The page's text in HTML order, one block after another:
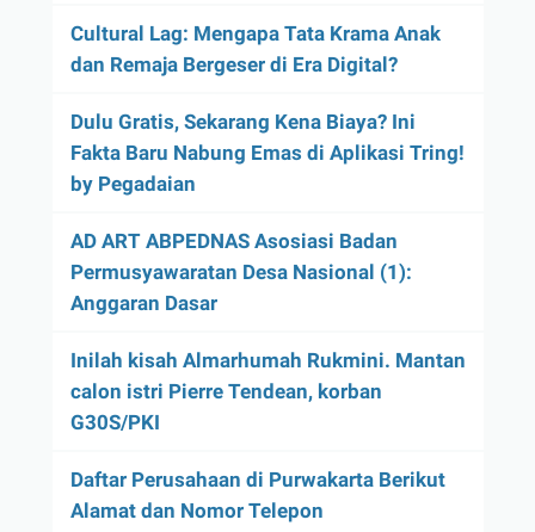
Cultural Lag: Mengapa Tata Krama Anak
dan Remaja Bergeser di Era Digital?
Dulu Gratis, Sekarang Kena Biaya? Ini
Fakta Baru Nabung Emas di Aplikasi Tring!
by Pegadaian
AD ART ABPEDNAS Asosiasi Badan
Permusyawaratan Desa Nasional (1):
Anggaran Dasar
Inilah kisah Almarhumah Rukmini. Mantan
calon istri Pierre Tendean, korban
G30S/PKI
Daftar Perusahaan di Purwakarta Berikut
Alamat dan Nomor Telepon